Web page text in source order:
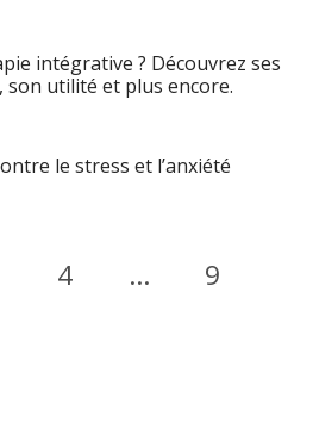
intégrative ? Découvrez ses
son utilité et plus encore.
le stress et l’anxiété
4 … 9